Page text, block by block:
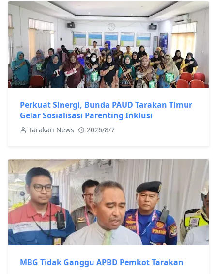
Perkuat Sinergi, Bunda PAUD Tarakan Timur
Gelar Sosialisasi Parenting Inklusi
Tarakan News 2026/8/7
MBG Tidak Ganggu APBD Pemkot Tarakan